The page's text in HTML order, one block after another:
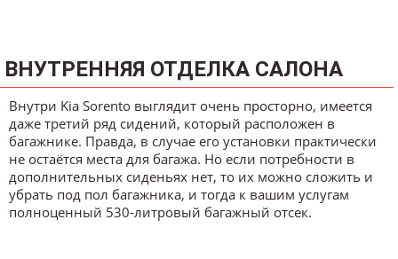
ВНУТРЕННЯЯ ОТДЕЛКА САЛОНА
Внутри Kia Sorento выглядит очень просторно, имеется
даже третий ряд сидений, который расположен в
багажнике. Правда, в случае его установки практически
не остаётся места для багажа. Но если потребности в
дополнительных сиденьях нет, то их можно сложить и
убрать под пол багажника, и тогда к вашим услугам
полноценный 530-литровый багажный отсек.